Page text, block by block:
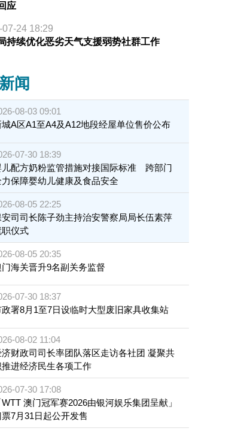
应
07-24 18:29
持续优化恶劣天气支援弱势社群工作
闻
08-03 09:01
城A区A1至A4及A12地段经屋单位售价公布
07-30 18:39
儿配方奶粉监管措施对接国际标准 跨部门
力保障婴幼儿健康及食品安全
08-05 22:25
安司司长陈子劲主持治安警察局局长伍素萍
职仪式
08-05 20:35
门海关晋升9名副关务监督
07-30 18:37
政署8月1至7日设临时大型废旧家具收集站
08-02 11:04
济财政司司长率团队落区走访各社团 凝聚共
推进经济民生各项工作
07-30 17:08
WTT 澳门冠军赛2026由银河娱乐集团呈献」
票7月31日起公开发售